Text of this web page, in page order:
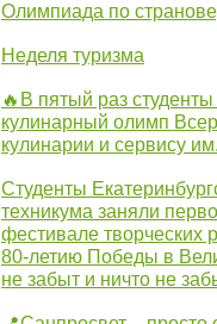
Олимпиада по
Неделя туризма
🔥В пятый раз
кулинарный олимп
кулинарии и сервису
Студенты
техникума заняли
фестивале
80-летию Победы в
не забыт и ничто не